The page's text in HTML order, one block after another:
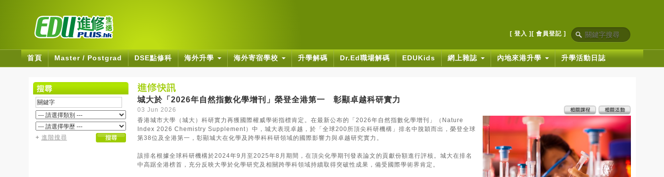
[ 登入 ] [ 會員登記 ]
首頁 Master / Postgrad DSE點修科 海外升學 海外寄宿學校 升學解碼 Dr.Ed職場解碼 EDUKids 網上雜誌 內地來港升學 升學活動日誌
+ 進階搜尋
城大於「2026年自然指數化學增刊」榮登全港第一 彰顯卓越科研實力
03 Jun 2026
香港城市大學（城大）科研實力再獲國際權威學術指標肯定。在最新公布的「2026年自然指數化學增刊」（Nature
Index 2026 Chemistry Supplement）中，城大表現卓越，於「全球200所頂尖科研機構」排名中脫穎而出，榮登全球
第38位及全港第一，彰顯城大在化學及跨學科科研領域的國際影響力與卓越研究實力。
該排名根據全球科研機構於2024年9月至2025年8月期間，在頂尖化學期刊發表論文的貢獻份額進行評核。城大在排名
中高踞全港榜首，充分反映大學於化學研究及相關跨學科領域持續取得突破性成果，備受國際學術界肯定。